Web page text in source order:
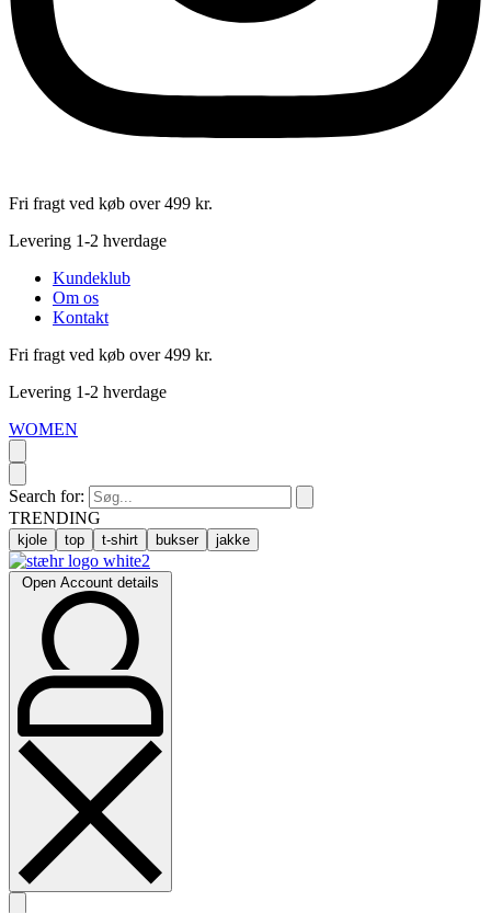
Fri fragt ved køb over 499 kr.
Levering 1-2 hverdage
Kundeklub
Om os
Kontakt
Fri fragt ved køb over 499 kr.
Levering 1-2 hverdage
WOMEN
Search for:
TRENDING
kjole top t-shirt bukser jakke
Open Account details